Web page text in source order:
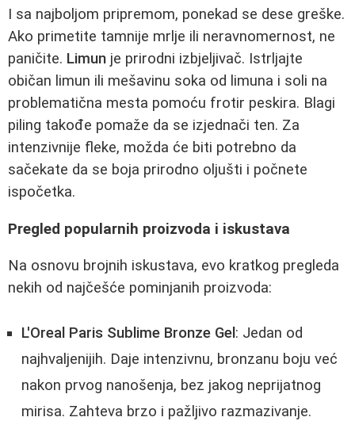
I sa najboljom pripremom, ponekad se dese greške.
Ako primetite tamnije mrlje ili neravnomernost, ne
paničite. Limun je prirodni izbjeljivač. Istrljajte
običan limun ili mešavinu soka od limuna i soli na
problematična mesta pomoću frotir peskira. Blagi
piling takođe pomaže da se izjednači ten. Za
intenzivnije fleke, možda će biti potrebno da
sačekate da se boja prirodno oljušti i počnete
ispočetka.
Pregled popularnih proizvoda i iskustava
Na osnovu brojnih iskustava, evo kratkog pregleda
nekih od najčešće pominjanih proizvoda:
L'Oreal Paris Sublime Bronze Gel : Jedan od
najhvaljenijih. Daje intenzivnu, bronzanu boju već
nakon prvog nanošenja, bez jakog neprijatnog
mirisa. Zahteva brzo i pažljivo razmazivanje.